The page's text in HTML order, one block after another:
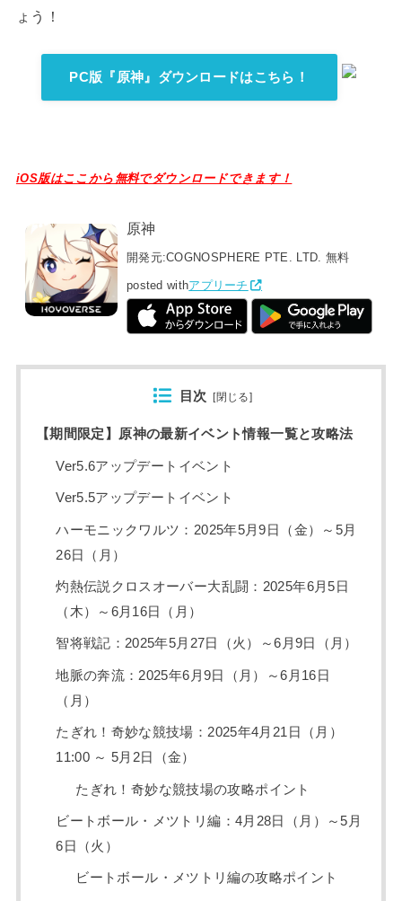
ょう！
PC版『原神』ダウンロードはこちら！
iOS版はここから無料でダウンロードできます！
原神
開発元:COGNOSPHERE PTE. LTD. 無料
posted withアプリーチ
目次 [閉じる]
【期間限定】原神の最新イベント情報一覧と攻略法
Ver5.6アップデートイベント
Ver5.5アップデートイベント
ハーモニックワルツ：2025年5月9日（金）～5月
26日（月）
灼熱伝説クロスオーバー大乱闘：2025年6月5日
（木）～6月16日（月）
智将戦記：2025年5月27日（火）～6月9日（月）
地脈の奔流：2025年6月9日（月）～6月16日
（月）
たぎれ！奇妙な競技場：2025年4月21日（月）
11:00 ～ 5月2日（金）
たぎれ！奇妙な競技場の攻略ポイント
ビートボール・メツトリ編：4月28日（月）～5月
6日（火）
ビートボール・メツトリ編の攻略ポイント